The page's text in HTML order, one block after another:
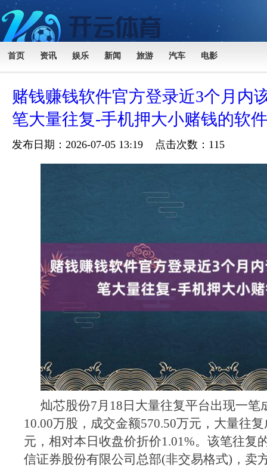
首页 资讯 娱乐 新闻 旅游 汽车 电影
赌钱赚钱软件官方登录近3个月内
笔大量往复-手机押大小赌钱的软件
发布日期：2026-07-05 13:19 点击次数：115
灿芯股份7月18日大量往复平台出现一笔
10.00万股，成交金额570.50万元，大量往
元，相对本日收盘价折价1.01%。该笔往复
信证券股份有限公司总部(非交易格式)，卖